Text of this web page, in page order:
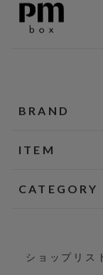
BRAND
ITEM
CATEGORY
ショップリス